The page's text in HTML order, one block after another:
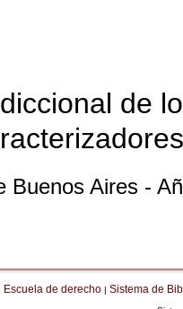
de
Buenos Aires -
Escuela de derecho | Sistema de